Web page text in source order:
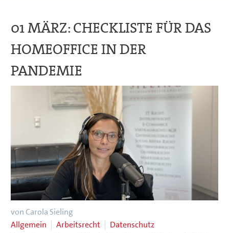
01 MÄRZ:CHECKLISTE FÜR DAS
HOMEOFFICE IN DER
PANDEMIE
von Carola Sieling
Allgemein
Arbeitsrecht
Datenschutz